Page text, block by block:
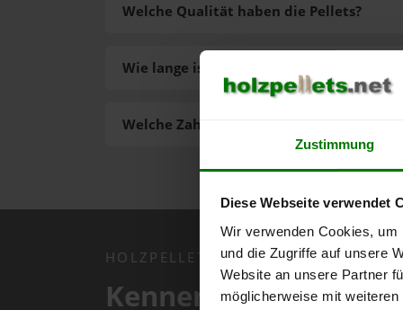
Zustimmung
Diese Webseite verwendet
Wir verwenden Cookies,
und die Zugriffe auf unsere
Website an unsere Partner
möglicherweise mit
Welche Zahlungsarten gibt es?
Welche Qualität haben die Pellets?
Wie lange ist die Lieferzeit der Pellets?
HOLZPELLETS.NET APP
Kennen Sie schon